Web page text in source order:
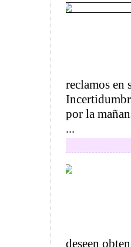
reclamos en
por la
...
deseen